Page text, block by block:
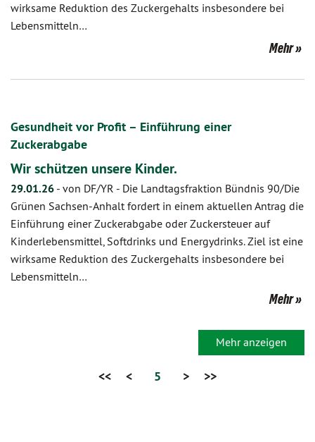
wirksame Reduktion des Zuckergehalts insbesondere bei
Lebensmitteln…
Mehr
Gesundheit vor Profit – Einführung einer
Zuckerabgabe
Wir schützen unsere Kinder.
29.01.26 - von DF/YR - Die Landtagsfraktion Bündnis 90/Die
Grünen Sachsen-Anhalt fordert in einem aktuellen Antrag die
Einführung einer Zuckerabgabe oder Zuckersteuer auf
Kinderlebensmittel, Softdrinks und Energydrinks. Ziel ist eine
wirksame Reduktion des Zuckergehalts insbesondere bei
Lebensmitteln…
Mehr
Mehr anzeigen
<< < 5 > >>